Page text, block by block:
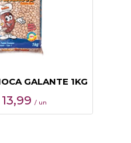
GALANTE 1KG
13,99 / un